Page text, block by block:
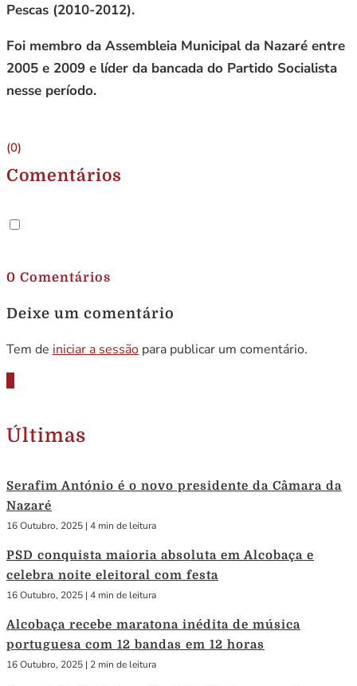
Pescas (2010-2012).
Foi membro da Assembleia Municipal da Nazaré entre
2005 e 2009 e líder da bancada do Partido Socialista
nesse período.
(0)
Comentários
0 Comentários
Deixe um comentário
Tem de iniciar a sessão para publicar um comentário.
Últimas
Serafim António é o novo presidente da Câmara da
Nazaré
16 Outubro, 2025 | 4 min de leitura
PSD conquista maioria absoluta em Alcobaça e
celebra noite eleitoral com festa
16 Outubro, 2025 | 4 min de leitura
Alcobaça recebe maratona inédita de música
portuguesa com 12 bandas em 12 horas
16 Outubro, 2025 | 2 min de leitura